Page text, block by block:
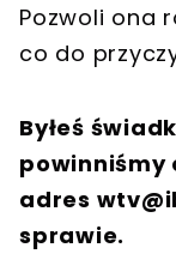
Pozwoli ona
co do
Byłeś
powinniśmy
adres
sprawie.